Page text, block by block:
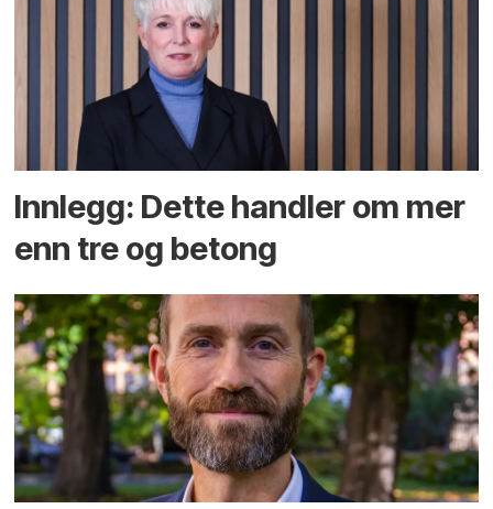
Innlegg: Dette handler om mer
enn tre og betong